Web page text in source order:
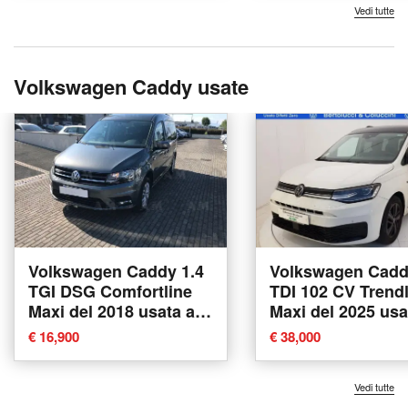
Vedi tutte
Volkswagen Caddy usate
Volkswagen Caddy 1.4
TGI DSG Comfortline
Maxi del 2018 usata a
Villorba
€ 16,900
Volkswagen
TDI 102 CV
Maxi del 2025
Massarosa
€ 38,000
Vedi tutte